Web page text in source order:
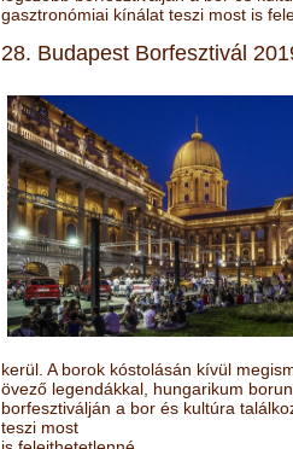
gasztronómiai kínálat teszi most is
28. Budapest Borfesztivál
kerül. A borok kóstolásán kívül
övező legendákkal, hungarikum
borfesztiválján a bor és kultúra
teszi most